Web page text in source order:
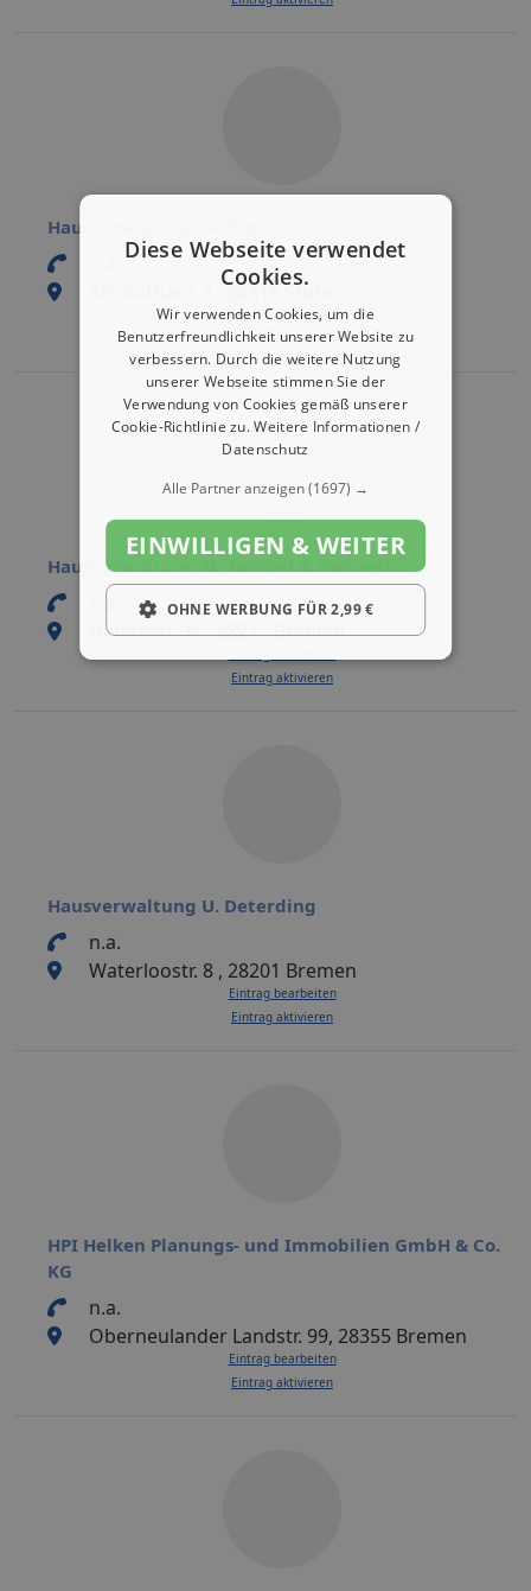
Hausverwaltung Hoffmann
Am Rathaus 3 , 28816 Stuhr
Eintrag bearbeiten
Eintrag aktivieren
Hausverwaltung M. Tempel & Partnerin
Hemmstr. 98 , 28215 Bremen
Eintrag aktivieren
Hausverwaltung U. Deterding
n.a.
Waterloostr. 8 , 28201 Bremen
Eintrag bearbeiten
Eintrag aktivieren
HPI Helken Planungs- und Immobilien GmbH & Co.
KG
n.a.
Oberneulander Landstr. 99, 28355 Bremen
Eintrag bearbeiten
Eintrag aktivieren
Diese Webseite verwendet
Cookies.
Wir verwenden Cookies, um die
Benutzerfreundlichkeit unserer Website zu
verbessern. Durch die weitere Nutzung
unserer Webseite stimmen Sie der
Verwendung von Cookies gemäß unserer
Cookie-Richtlinie zu.Weitere Informationen /
Datenschutz
Alle Partner anzeigen(1697) →
EINWILLIGEN & WEITER
OHNE WERBUNG FÜR 2,99 €